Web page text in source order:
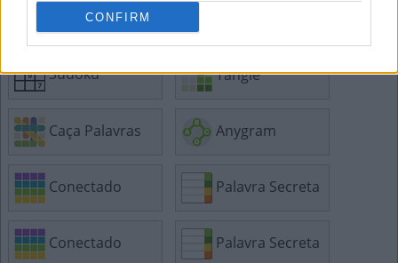
CONFIRM
Senha
Sudoku Tangle
Caça Palavras Anygram
Conectado Palavra Secreta
Conectado Palavra Secreta